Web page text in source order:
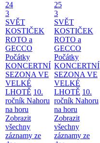
24
3
SVĚT
KOSTIČEK
ROTO a
GECCO
Počátky
KONCERTNÍ
SEZONA VE
VELKÉ
LHOTĚ 10.
ročník Nahoru
na horu
Zobrazit
všechny
záznamy ze
25
3
SVĚT
KOSTIČEK
ROTO a
GECCO
Počátky
KONCERTNÍ
SEZONA VE
VELKÉ
LHOTĚ 10.
ročník Nahoru
na horu
Zobrazit
všechny
záznamy ze